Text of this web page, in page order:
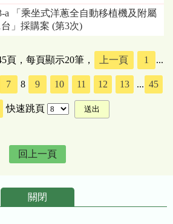
a 「乘坐式洋蔥全自動移植機及附屬
」採購案 (第3次)
頁，每頁顯示20筆， 上一頁 1 ...
7 8 9 10 11 12 13 ... 45
快速跳頁
回上一頁
關閉